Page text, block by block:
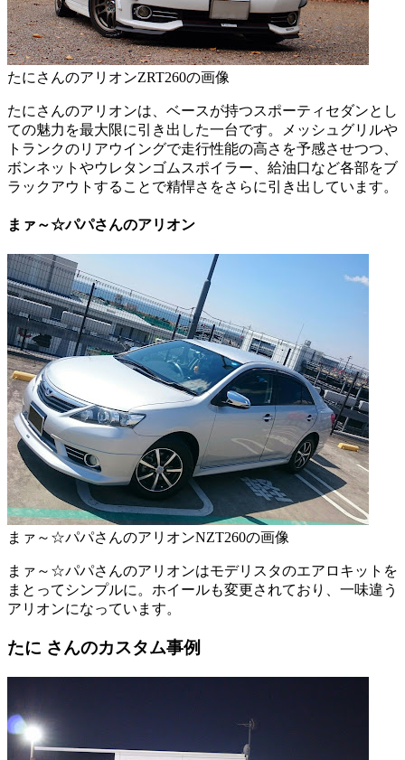
たにさんのアリオンZRT260の画像
たにさんのアリオンは、ベースが持つスポーティセダンとし
ての魅力を最大限に引き出した一台です。メッシュグリルや
トランクのリアウイングで走行性能の高さを予感させつつ、
ボンネットやウレタンゴムスポイラー、給油口など各部をブ
ラックアウトすることで精悍さをさらに引き出しています。
まァ～☆パパさんのアリオン
まァ～☆パパさんのアリオンNZT260の画像
まァ～☆パパさんのアリオンはモデリスタのエアロキットを
まとってシンプルに。ホイールも変更されており、一味違う
アリオンになっています。
たに さんのカスタム事例